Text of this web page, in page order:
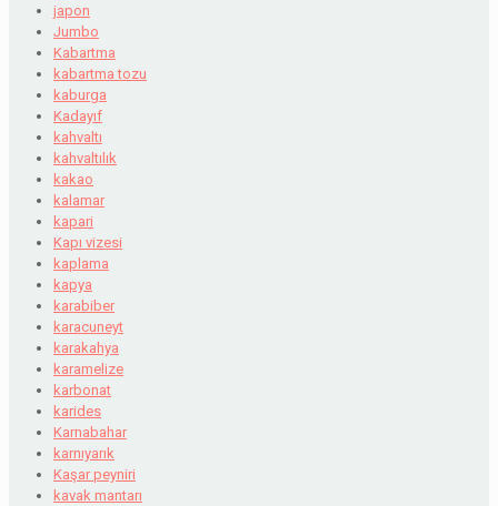
japon
Jumbo
Kabartma
kabartma tozu
kaburga
Kadayıf
kahvaltı
kahvaltılık
kakao
kalamar
kapari
Kapı vizesi
kaplama
kapya
karabiber
karacuneyt
karakahya
karamelize
karbonat
karides
Karnabahar
karnıyarık
Kaşar peyniri
kavak mantarı